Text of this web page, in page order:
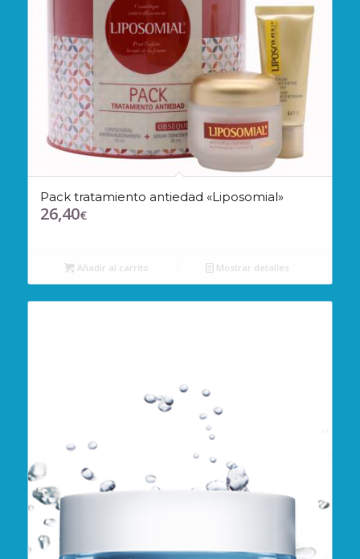
Pack tratamiento antiedad «Liposomial»
26,40€
Añadir al carrito Mostrar detalles